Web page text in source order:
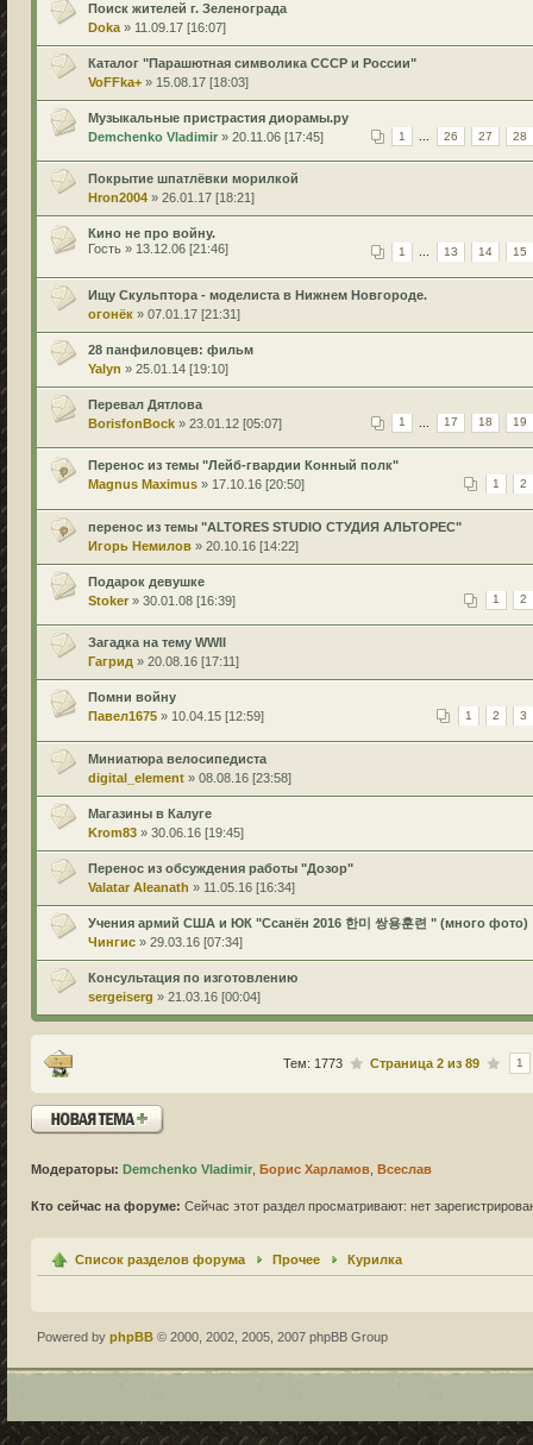
Поиск жителей г. Зеленограда
Doka » 11.09.17 [16:07]
Каталог "Парашютная символика СССР и России"
VoFFka+ » 15.08.17 [18:03]
Музыкальные пристрастия диорамы.ру
1 26 27 28
Demchenko Vladimir » 20.11.06 [17:45]
Покрытие шпатлёвки морилкой
Hron2004 » 26.01.17 [18:21]
Кино не про войну.
1 ... 13 14 15
Гость » 13.12.06 [21:46]
Ищу Скульптора - моделиста в Нижнем Новгороде.
огонёк » 07.01.17 [21:31]
28 панфиловцев: фильм
Yalyn » 25.01.14 [19:10]
Перевал Дятлова
1 17 18 19
BorisfonBock » 23.01.12 [05:07]
Перенос из темы "Лейб-гвардии Конный полк"
1 2
Magnus Maximus » 17.10.16 [20:50]
перенос из темы "ALTORES STUDIO СТУДИЯ АЛЬТОРЕС"
Игорь Немилов » 20.10.16 [14:22]
Подарок девушке
1 2
Stoker» 30.01.08 [16:39]
Загадка на тему WWII
Гагрид » 20.08.16 [17:11]
Помни войну
1 2 3
Павел1675 » 10.04.15 [12:59]
Миниатюра велосипедиста
digital_element » 08.08.16 [23:58]
Магазины в Калуге
Krom83 » 30.06.16 [19:45]
Перенос из обсуждения работы "Дозор"
Valatar Aleanath » 11.05.16 [16:34]
Учения армий США и ЮК "Ссанён 2016 한미 쌍용훈련 " (много фото)
Чингис » 29.03.16 [07:34]
Консультация по изготовлению
sergeiserg » 21.03.16 [00:04]
Тем: 1773 Страница 2из 89 1
Новая тема
Модераторы: Demchenko Vladimir Борис Харламов Всеслав
Кто сейчас на форуме: Сейчас этот раздел просматривают: нет
Список разделов форума Прочее Курилка
Powered by phpBB © 2000, 2002, 2005, 2007 phpBB Group